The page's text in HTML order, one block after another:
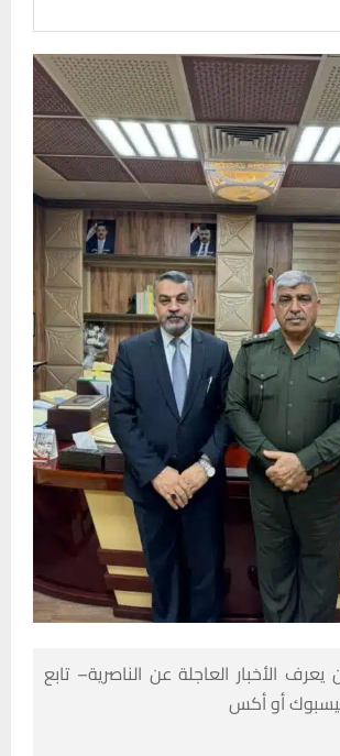
الأخبار العاجلة عن الناصرية– تابع
أو أكس